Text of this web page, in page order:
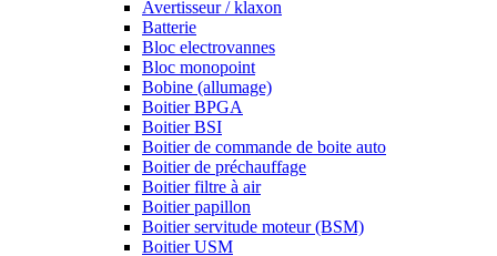
Avertisseur / klaxon
Batterie
Bloc electrovannes
Bloc monopoint
Bobine (allumage)
Boitier BPGA
Boitier BSI
Boitier de commande de boite auto
Boitier de préchauffage
Boitier filtre à air
Boitier papillon
Boitier servitude moteur (BSM)
Boitier USM